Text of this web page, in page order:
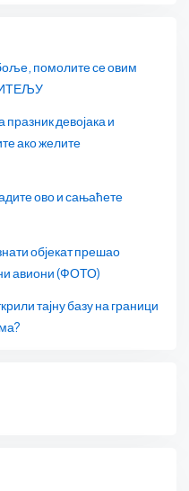
помолите се овим
девојака и
ако желите
ово и сањаћете
објекат прешао
авиони (ФОТО)
тајну базу на граници